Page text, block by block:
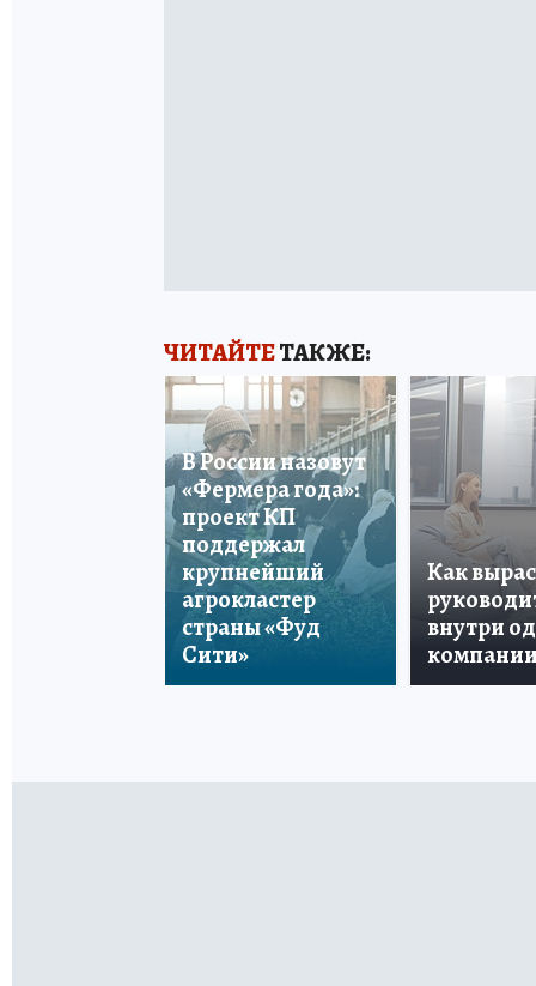
ЧИТАЙТЕТАКЖЕ:
В России назовут
«Фермера года»:
проект КП
поддержал
крупнейший
агрокластер
страны «Фуд
Сити»
Как
внутри